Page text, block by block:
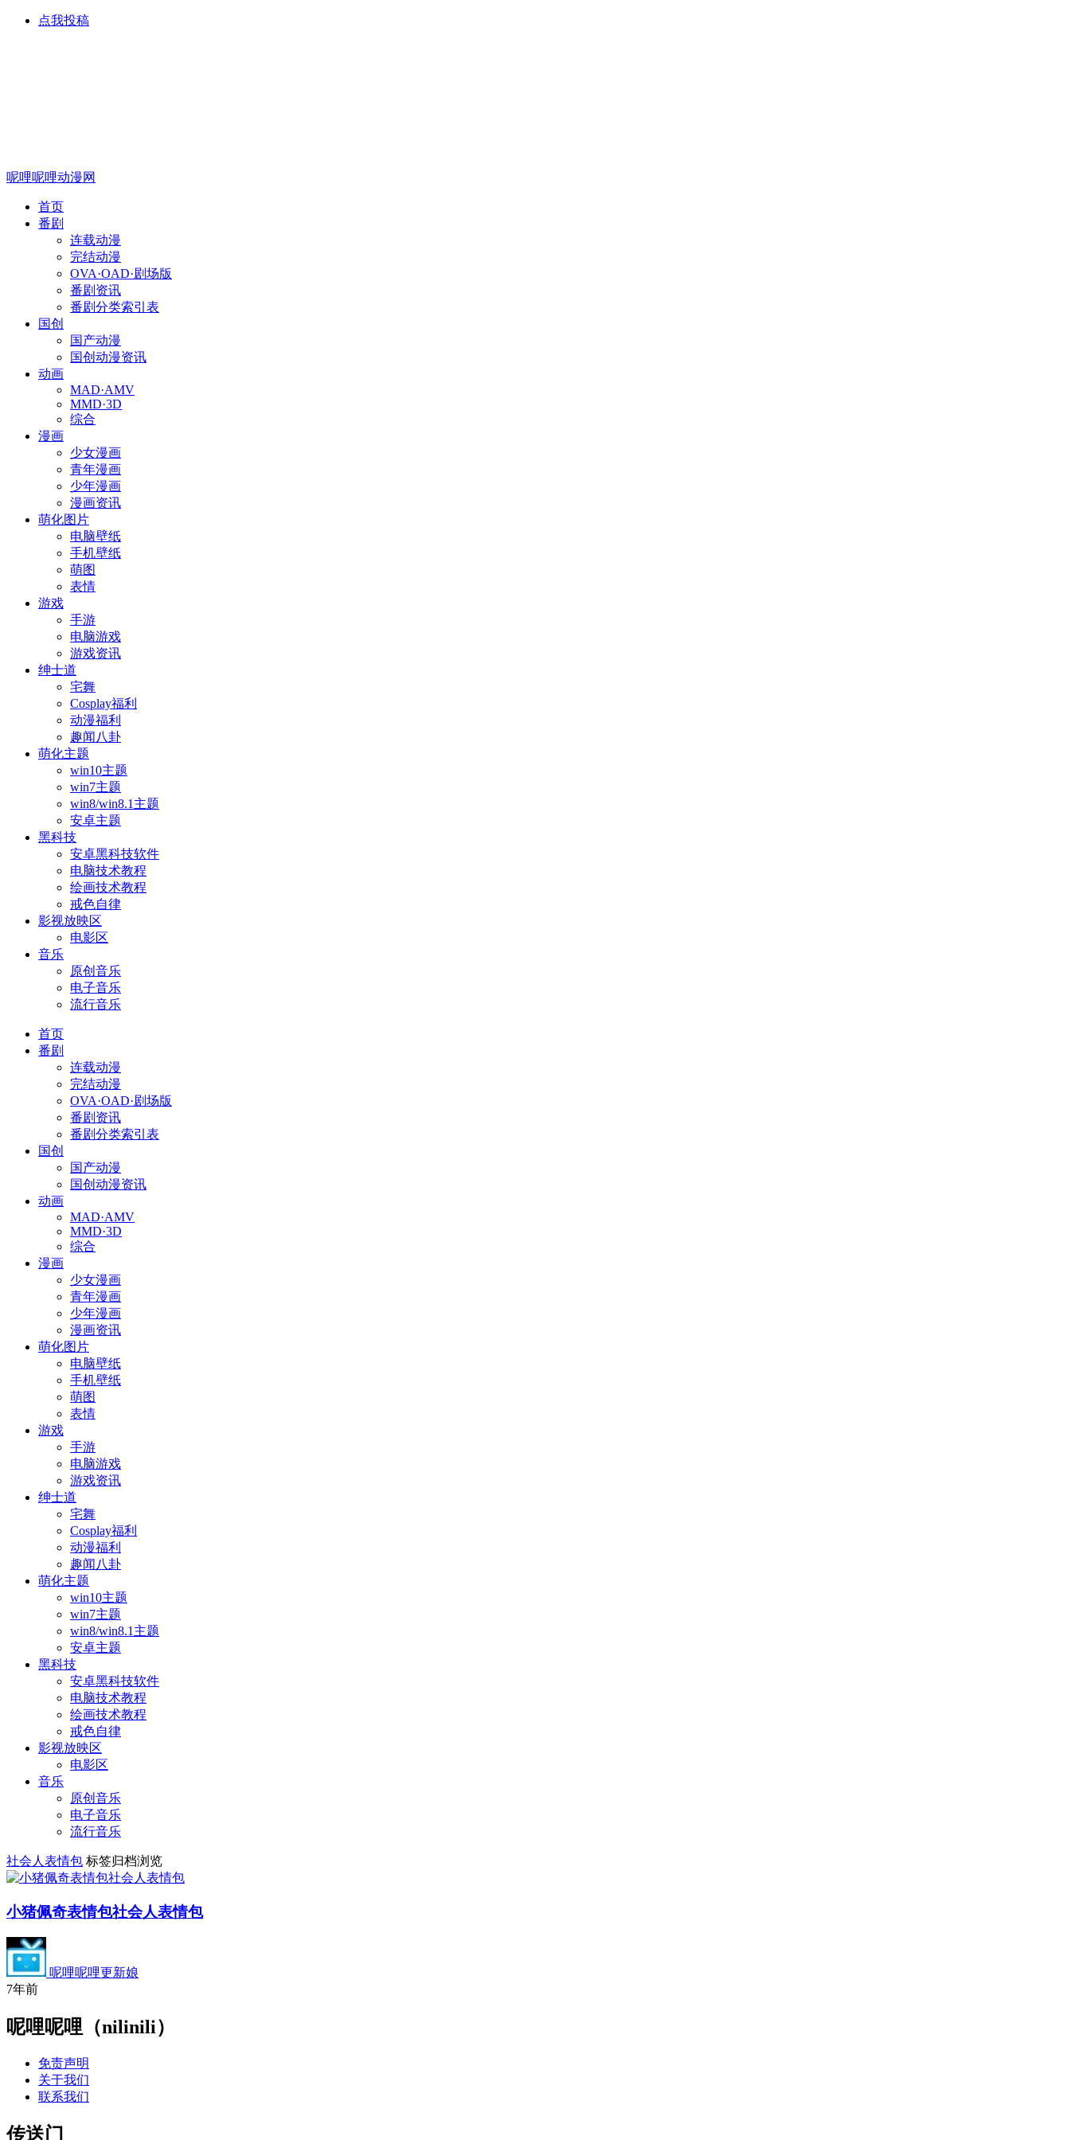
点我投稿
呢哩呢哩动漫网
首页
番剧
连载动漫
完结动漫
OVA·OAD·剧场版
番剧资讯
番剧分类索引表
国创
国产动漫
国创动漫资讯
动画
MAD·AMV
MMD·3D
综合
漫画
少女漫画
青年漫画
少年漫画
漫画资讯
萌化图片
电脑壁纸
手机壁纸
萌图
表情
游戏
手游
电脑游戏
游戏资讯
绅士道
宅舞
Cosplay福利
动漫福利
趣闻八卦
萌化主题
win10主题
win7主题
win8/win8.1主题
安卓主题
黑科技
安卓黑科技软件
电脑技术教程
绘画技术教程
戒色自律
影视放映区
电影区
音乐
原创音乐
电子音乐
流行音乐
首页
番剧
连载动漫
完结动漫
OVA·OAD·剧场版
番剧资讯
番剧分类索引表
国创
国产动漫
国创动漫资讯
动画
MAD·AMV
MMD·3D
综合
漫画
少女漫画
青年漫画
少年漫画
漫画资讯
萌化图片
电脑壁纸
手机壁纸
萌图
表情
游戏
手游
电脑游戏
游戏资讯
绅士道
宅舞
Cosplay福利
动漫福利
趣闻八卦
萌化主题
win10主题
win7主题
win8/win8.1主题
安卓主题
黑科技
安卓黑科技软件
电脑技术教程
绘画技术教程
戒色自律
影视放映区
电影区
音乐
原创音乐
电子音乐
流行音乐
社会人表情包 标签归档浏览
小猪佩奇表情包社会人表情包
呢哩呢哩更新娘
7年前
呢哩呢哩（nilinili）
免责声明
关于我们
联系我们
传送门